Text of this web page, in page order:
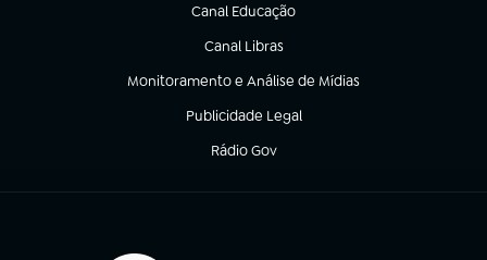
Canal Educação
(abre em nova aba)
Canal Libras
(abre em nova aba)
Monitoramento e Análise de Mídias
(abre em nova aba)
Publicidade Legal
(abre em nova aba)
Rádio Gov
(abre em nova aba)